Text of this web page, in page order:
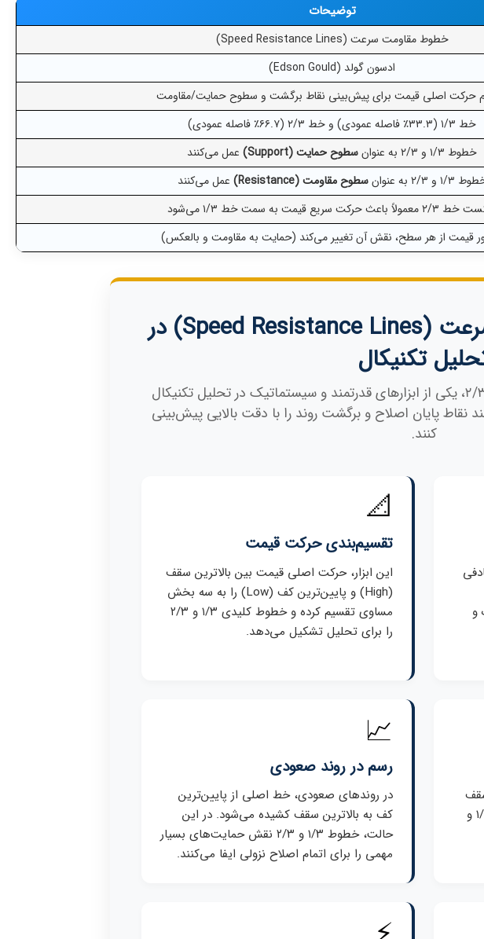
توضیحات
خطوط مقاومت سرعت (Speed Resistance Lines)
ادسون گولد (Edson Gould)
حرکت اصلی قیمت برای پیش‌بینی نقاط برگشت و سطوح حمایت/مقاومت
خط ۱/۳ (۳۳.۳٪ فاصله عمودی) و خط ۲/۳ (۶۶.۷٪ فاصله عمودی)
خطوط ۱/۳ و ۲/۳ به عنوان سطوح حمایت (Support)
عمل می‌کنند
۱/۳ و ۲/۳ به عنوان سطوح مقاومت (Resistance)
عمل می‌کنند
باعث حرکت سریع قیمت به سمت خط ۱/۳ می‌شود
قیمت از هر سطح، نقش آن تغییر می‌کند (حمایت به مقاومت و بالعکس)
کاربرد خطوط مقاومت سرعت (Speed Resistance Lines) در
تکنیکال
خطوط مقاومت سرعت یا خطوط ۱/۳ و ۲/۳، یکی از ابزارهای قدرتمند و سیستماتیک در تحلیل تکنیکال
پایان اصلاح و برگشت روند را با دقت بالایی پیش‌بینی
کنند.
و
📐
تقسیم‌بندی حرکت قیمت
این ابزار، حرکت اصلی قیمت بین بالاترین سقف
(High) و پایین‌ترین کف (Low) را به سه بخش
مساوی تقسیم کرده و خطوط کلیدی ۱/۳ و ۲/۳
را برای تحلیل تشکیل می‌دهد.
به پایین‌ترین کف رسم می‌شود و خطوط ۱/۳ و
📈
رسم در روند صعودی
در روندهای صعودی، خط اصلی از پایین‌ترین
کف به بالاترین سقف کشیده می‌شود. در این
حالت، خطوط ۱/۳ و ۲/۳ نقش حمایت‌های بسیار
مهمی را برای اتمام اصلاح نزولی ایفا می‌کنند.